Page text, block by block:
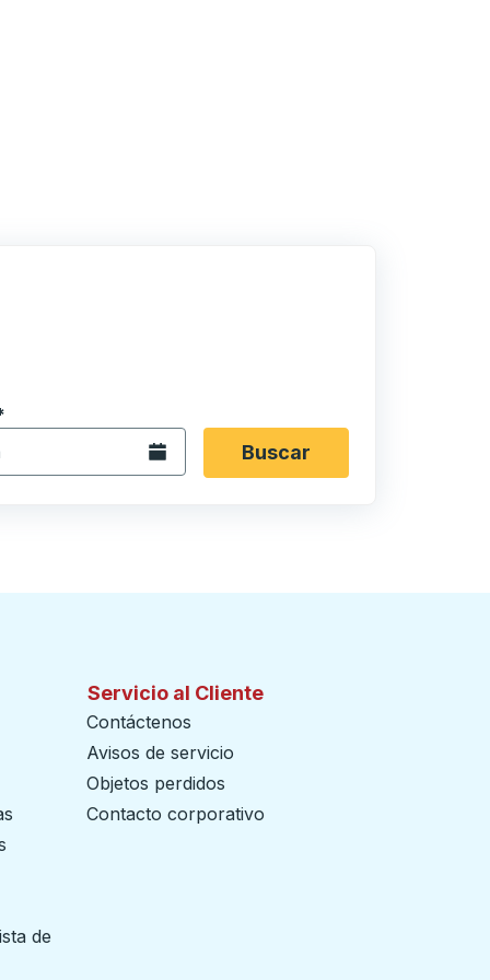
para navegar hasta la ciudad de origen que
de ubicación y luego use las teclas de flecha
formato de fecha Barra diagonal de mes de 2
Abra el calendario.Buscar
de
Servicio al Cliente
Contáctenos
Avisos de servicio
Objetos perdidos
Contacto corporativo